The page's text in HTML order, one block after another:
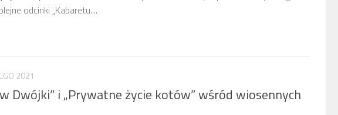
odcinki „Kabaretu....
2021
Dwójki” i „Prywatne życie kotów” wśród wiosennych